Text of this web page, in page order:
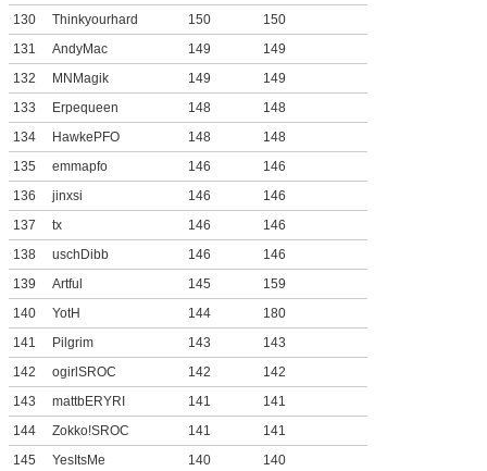
130
Thinkyourhard 150
150
131
AndyMac 149
149
132
MNMagik 149
149
133
Erpequeen 148
148
134
HawkePFO 148
148
135
emmapfo 146
146
136
jinxsi 146
146
137
tx 146
146
138
uschDibb 146
146
139
Artful 145
159
140
YotH 144
180
141
Pilgrim 143
143
142
ogirlSROC 142
142
143
mattbERYRI 141
141
144
Zokko!SROC 141
141
145
YesItsMe 140
140